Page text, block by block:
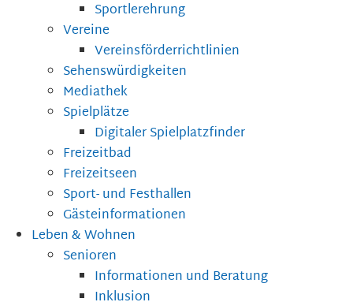
Sportlerehrung
Vereine
Vereinsförderrichtlinien
Sehenswürdigkeiten
Mediathek
Spielplätze
Digitaler Spielplatzfinder
Freizeitbad
Freizeitseen
Sport- und Festhallen
Gästeinformationen
Leben & Wohnen
Senioren
Informationen und Beratung